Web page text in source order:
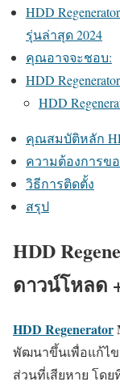
HDD
รุ่นล่าสุด 2024
คุณอาจจะชอบ:
HDD
HDD
คุณสมบัติหลัก
ความต้องการข
วิธีการติดตั้ง
สรุป
HDD
ดาวน์โหลด
HDD Regenerator
พัฒนาขึ้นเพื่อแก้ไข
ส่วนที่เสียหาย โด